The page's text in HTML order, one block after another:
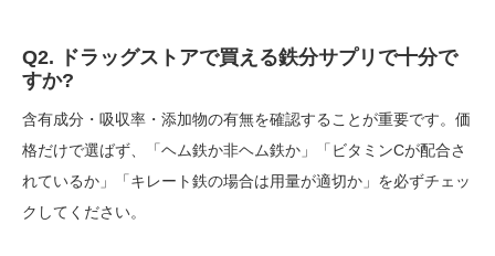
Q2. ドラッグストアで買える鉄分サプリで十分で
すか?
含有成分・吸収率・添加物の有無を確認することが重要です。価
格だけで選ばず、「ヘム鉄か非ヘム鉄か」「ビタミンCが配合さ
れているか」「キレート鉄の場合は用量が適切か」を必ずチェッ
クしてください。